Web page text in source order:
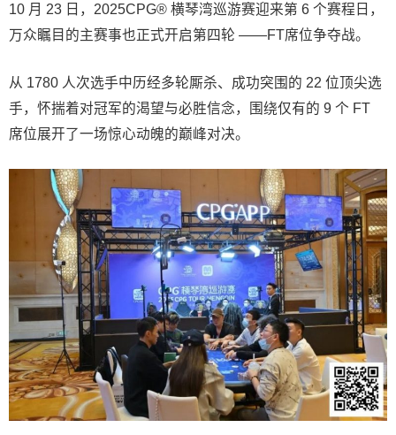
10 月 23 日，2025CPG® 横琴湾巡游赛迎来第 6 个赛程日，
万众瞩目的主赛事也正式开启第四轮 ——FT席位争夺战。
从 1780 人次选手中历经多轮厮杀、成功突围的 22 位顶尖选
手，怀揣着对冠军的渴望与必胜信念，围绕仅有的 9 个 FT
席位展开了一场惊心动魄的巅峰对决。